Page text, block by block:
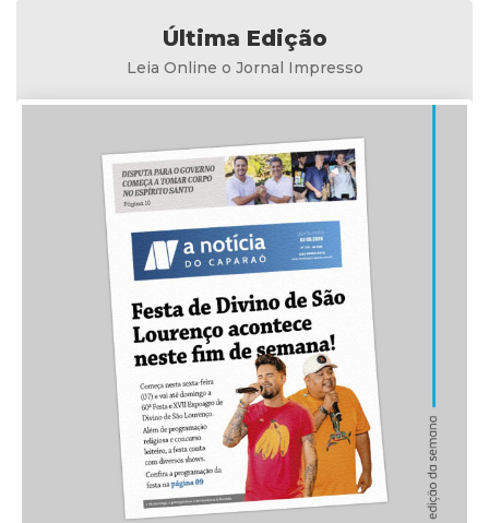
Última Edição
Leia Online o Jornal Impresso